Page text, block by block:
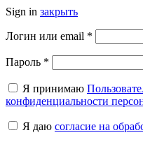
Sign in закрыть
Логин или email *
Пароль *
Я принимаю
конфиденциальности
Я даю согласие на